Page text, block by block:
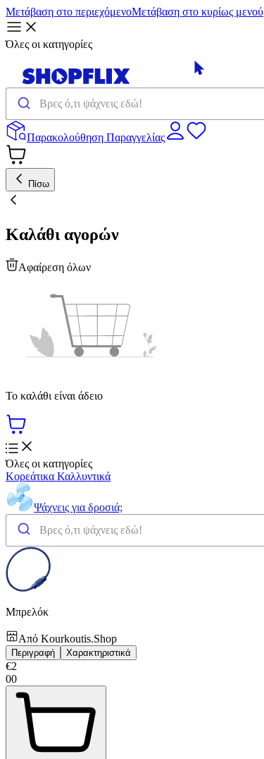
Μετάβαση στο περιεχόμενοΜετάβαση στο κυρίως μενού
Όλες οι κατηγορίες
Παρακολούθηση Παραγγελίας
Πίσω
Καλάθι αγορών
Αφαίρεση όλων
Το καλάθι είναι άδειο
Όλες οι κατηγορίες
Κορεάτικα Καλλυντικά
Ψάχνεις για δροσιά;
Μπρελόκ
Από Kourkoutis.Shop
Περιγραφή Χαρακτηριστικά
€2
00